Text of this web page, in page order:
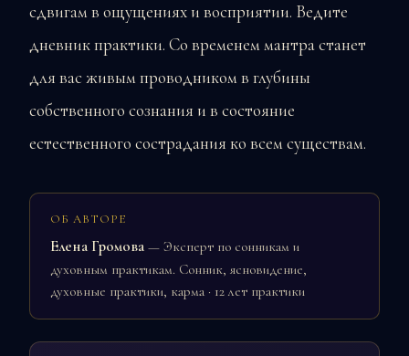
сдвигам в ощущениях и восприятии. Ведите
дневник практики. Со временем мантра станет
для вас живым проводником в глубины
собственного сознания и в состояние
естественного сострадания ко всем существам.
ОБ АВТОРЕ
Елена Громова — Эксперт по сонникам и
духовным практикам. Сонник, ясновидение,
духовные практики, карма · 12 лет практики